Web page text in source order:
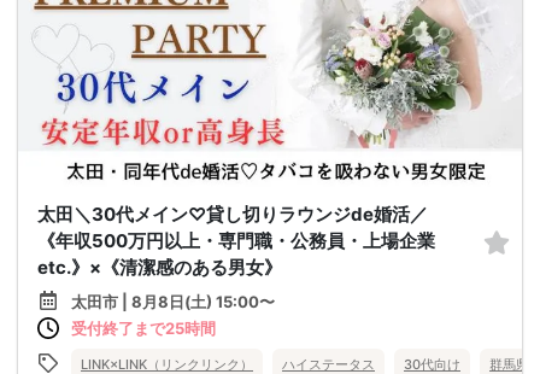
太田＼30代メイン♡貸し切りラウンジde婚活／
《年収500万円以上・専門職・公務員・上場企業
etc.》×《清潔感のある男女》
太田市 | 8月8日(土) 15:00〜
受付終了まで25時間
LINK×LINK（リンクリンク） ハイステータス 30代向け 群馬県